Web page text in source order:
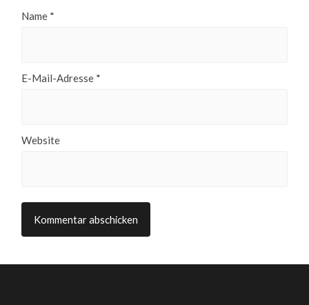
Name *
E-Mail-Adresse *
Website